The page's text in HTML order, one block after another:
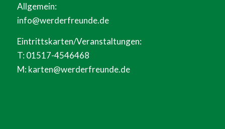
Allgemein:
info@werderfreunde.de
Eintrittskarten/Veranstaltungen:
T: 01517-4546468
M:karten@werderfreunde.de